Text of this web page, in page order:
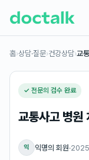
홈›상담·질문›건강상담›교
✓ 전문의 검수 완료
교통사고 병원
익 익명의 회원·